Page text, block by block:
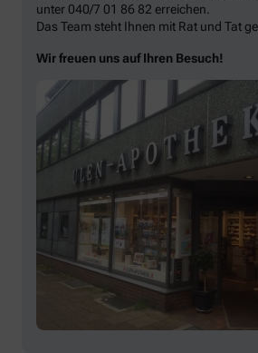
unter 040/7 01 86 82 erreichen.
Das Team steht Ihnen mit Rat und Tat
Wir freuen uns auf Ihren Besuch!